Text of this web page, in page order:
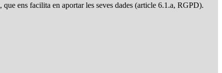
ens facilita en aportar les seves dades (article 6.1.a, RGPD).